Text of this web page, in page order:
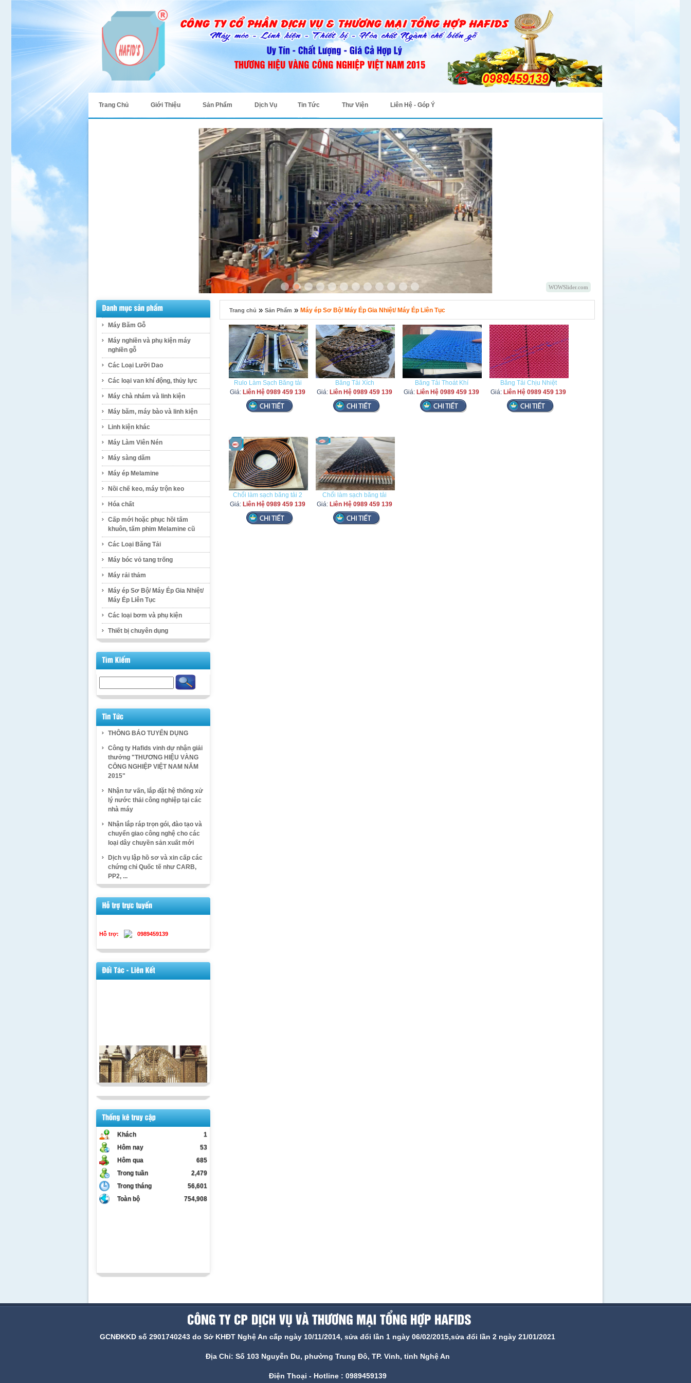
Trang Chủ Giới Thiệu Sản Phẩm Dịch Vụ Tin Tức Thư Viện Liên Hệ - Góp Ý
WOWSlider.com
Máy Băm Gỗ
Máy nghiền và phụ kiện máy
nghiền gỗ
Các Loại Lưỡi Dao
Các loại van khí động, thủy lực
Máy chà nhám và linh kiện
Máy băm, máy bào và linh kiện
Linh kiện khác
Máy Làm Viên Nén
Máy sàng dăm
Máy ép Melamine
Nồi chế keo, máy trộn keo
Hóa chất
Cấp mới hoặc phục hồi tấm
khuôn, tấm phim Melamine cũ
Các Loại Băng Tải
Máy bóc vỏ tang trống
Máy rải thảm
Máy ép Sơ Bộ/ Máy Ép Gia Nhiệt/
Máy Ép Liên Tục
Các loại bơm và phụ kiện
Thiết bị chuyên dụng
THÔNG BÁO TUYỂN DỤNG
Công ty Hafids vinh dự nhận giải
thưởng "THƯƠNG HIỆU VÀNG
CÔNG NGHIỆP VIỆT NAM NĂM
2015"
Nhận tư vấn, lắp đặt hệ thống xử
lý nước thải công nghiệp tại các
nhà máy
Nhận lắp ráp trọn gói, đào tạo và
chuyển giao công nghệ cho các
loại dây chuyền sản xuất mới
Dịch vụ lập hồ sơ và xin cấp các
chứng chỉ Quốc tế như CARB,
PP2, ...
Hỗ trợ: 0989459139
Khách
1
Hôm nay
53
Hôm qua
685
Trong tuần
2,479
Trong tháng
56,601
Toàn bộ
754,908
Trang chủ » Sản Phẩm » Máy ép Sơ Bộ/ Máy Ép Gia Nhiệt/ Máy Ép Liên Tục
Rulo Làm Sạch Băng tải
Giá: Liên Hệ 0989 459 139
Băng Tải Xích
Giá: Liên Hệ 0989 459 139
Băng Tải Thoát Khí
Giá: Liên Hệ 0989 459 139
Băng Tải Chịu Nhiệt
Giá: Liên Hệ 0989 459 139
Chổi làm sạch băng tải 2
Giá: Liên Hệ 0989 459 139
Chổi làm sạch băng tải
Giá: Liên Hệ 0989 459 139
GCNĐKKD số 2901740243 do Sở KHĐT Nghệ An cấp ngày 10/11/2014, sửa đổi lần 1 ngày 06/02/2015,sửa đổi lần 2 ngày 21/01/2021
Địa Chỉ: Số 103 Nguyễn Du, phường Trung Đô, TP. Vinh, tỉnh Nghệ An
Điện Thoại - Hotline : 0989459139